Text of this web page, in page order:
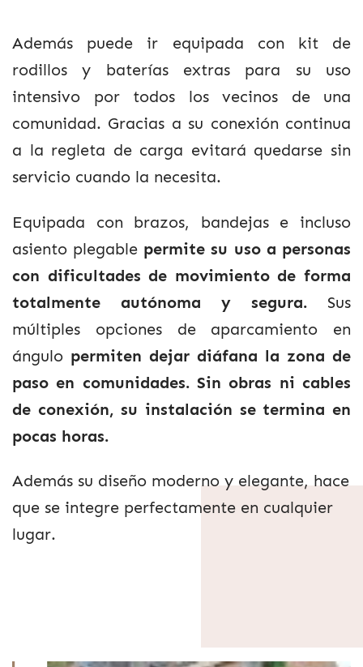
Además puede ir equipada con kit de
rodillos y baterías extras para su uso
intensivo por todos los vecinos de una
comunidad. Gracias a su conexión continua
a la regleta de carga evitará quedarse sin
servicio cuando la necesita.
Equipada con brazos, bandejas e incluso
asiento plegable permite su uso a personas
con dificultades de movimiento de forma
totalmente autónoma y segura. Sus
múltiples opciones de aparcamiento en
ángulo permiten dejar diáfana la zona de
paso en comunidades. Sin obras ni cables
de conexión, su instalación se termina en
pocas horas.
Además su diseño moderno y elegante, hace
que se integre perfectamente en cualquier
lugar.